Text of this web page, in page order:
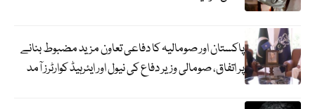
پاکستان اور صومالیہ کا دفاعی تعاون مزید مضبوط بنانے
پر اتفاق، صومالی وزیر دفاع کی نیول اور ایئرہیڈ کوارٹرز آمد